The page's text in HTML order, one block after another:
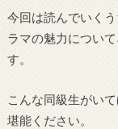
今回は読んでいく
ラマの魅力につい
す。
こんな同級生がい
堪能ください。